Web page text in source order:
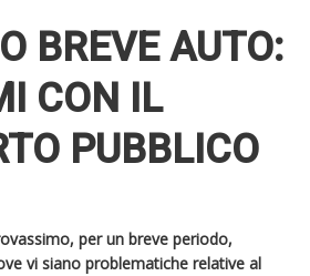
BREVE AUTO:
CON IL
PUBBLICO
per un breve periodo,
vi siano problematiche relative al